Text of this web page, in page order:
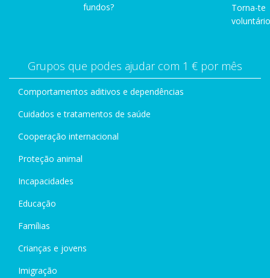
fundos?
Torna-te
Grupos que podes ajudar com 1 € por mês
Comportamentos aditivos e dependências
Cuidados e tratamentos de saúde
Cooperação internacional
Proteção animal
Incapacidades
Educação
Famílias
Crianças e jovens
Imigração